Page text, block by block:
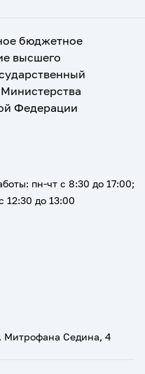
бюджетное
высшего
Федерации
Митрофана Седина, 4
пн-чт с 8:30 до 17:00;
12:30 до 13:00